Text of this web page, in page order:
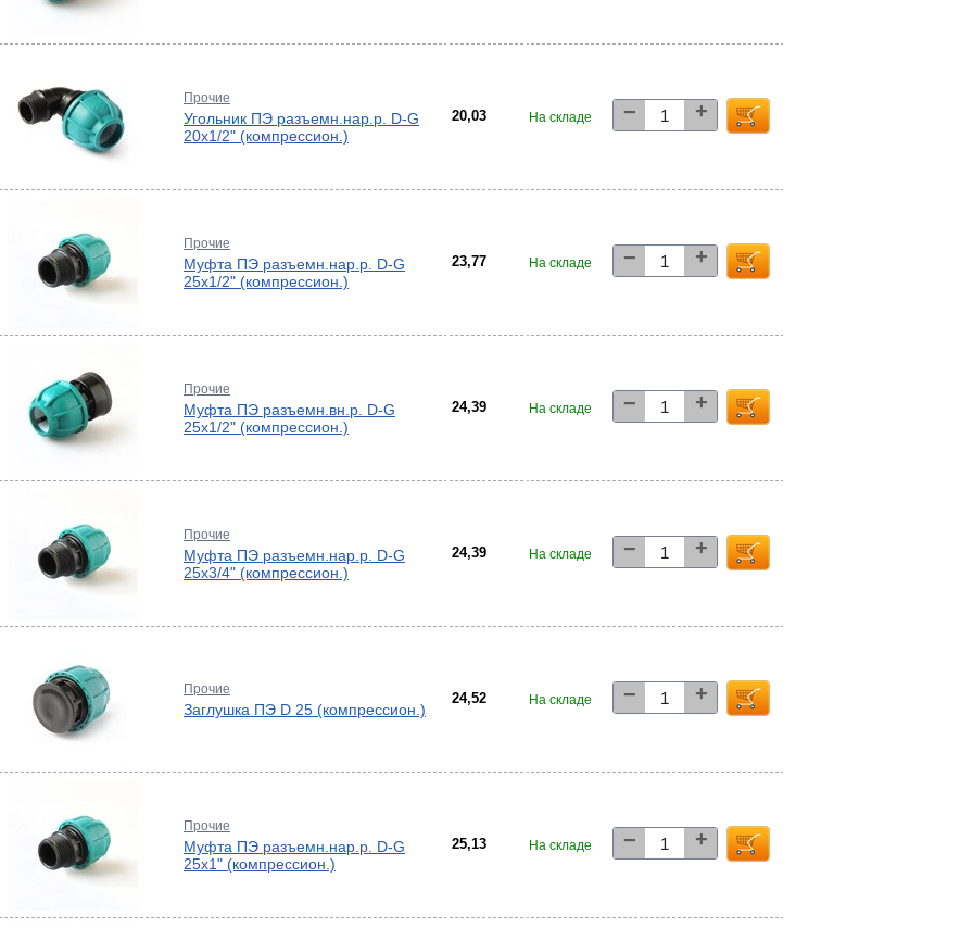
и
Прочие
Угольник ПЭ разъемн.нар.р. D-G
20х1/2" (компрессион.)
20,03 На складе − +
Прочие
Муфта ПЭ разъемн.нар.р. D-G
25х1/2" (компрессион.)
23,77 На складе − +
Прочие
Муфта ПЭ разъемн.вн.р. D-G
25х1/2" (компрессион.)
24,39 На складе − +
Прочие
Муфта ПЭ разъемн.нар.р. D-G
25х3/4" (компрессион.)
24,39 На складе − +
Прочие
Заглушка ПЭ D 25 (компрессион.)
24,52 На складе − +
Прочие
Муфта ПЭ разъемн.нар.р. D-G
25х1" (компрессион.)
25,13 На складе − +